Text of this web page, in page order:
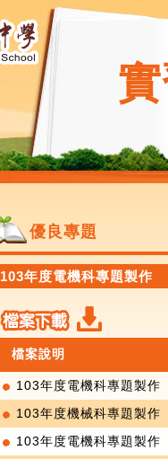
優良專題
103年度電機科專題製作
檔案說明
103年度電機科專題製作
103年度機械科專題製作
103年度電機科專題製作